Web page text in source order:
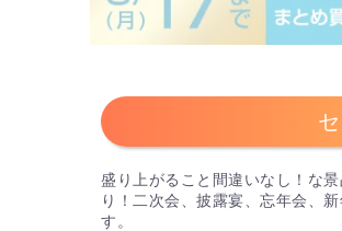
盛り上がること間違いなし！な
り！二次会、披露宴、忘年会、
す。